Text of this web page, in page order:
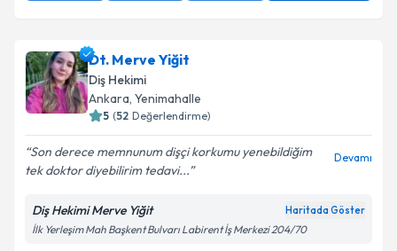
Dt. Merve Yiğit
Diş Hekimi
Ankara, Yenimahalle
5 (52 Değerlendirme)
Son derece memnunum dişçi korkumu yenebildiğim
tek doktor diyebilirim tedavi...
Devamı
Diş Hekimi Merve Yiğit Haritada Göster
İlk Yerleşim Mah Başkent Bulvarı Labirent İş Merkezi 204/70